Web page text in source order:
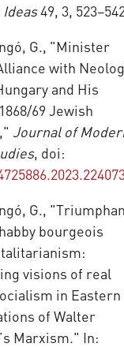
49, 3,
G., "Minister
with Neolog
and His
69 Jewish
Journal of
, doi:
G.,
bourgeois
visions of real
in Eastern
of Walter
Marxism." In: